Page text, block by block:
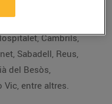
persones
Reus,
del Besòs,
i la Geltrú o Vic, entre altres.